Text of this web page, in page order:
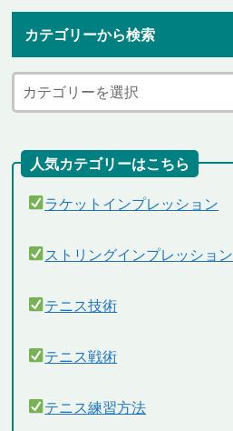
カテゴリーから検索
人気カテゴリーはこちら
ラケットインプレッション
ストリングインプレッション
テニス技術
テニス戦術
テニス練習方法